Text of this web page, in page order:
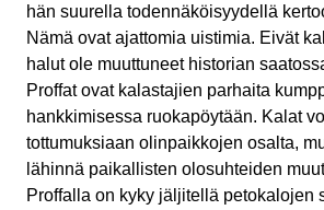
hän suurella todennäköisyydellä
Nämä ovat ajattomia uistimia. Eivät
halut ole muuttuneet historian
Proffat ovat kalastajien parhaita
hankkimisessa ruokapöytään. Kalat
tottumuksiaan olinpaikkojen osalta,
lähinnä paikallisten olosuhteiden
Proffalla on kyky jäljitellä petokalojen